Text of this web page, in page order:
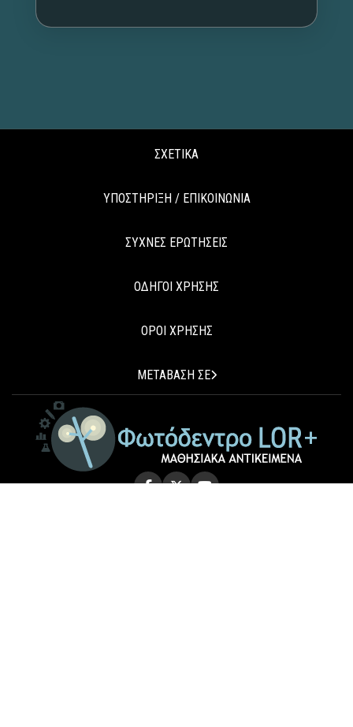
ΣΧΕΤΙΚΑ
ΥΠΟΣΤΗΡΙΞΗ / ΕΠΙΚΟΙΝΩΝΙΑ
ΣΥΧΝΕΣ ΕΡΩΤΗΣΕΙΣ
ΟΔΗΓΟΙ ΧΡΗΣΗΣ
ΟΡΟΙ ΧΡΗΣΗΣ
ΜΕΤΑΒΑΣΗ ΣΕ